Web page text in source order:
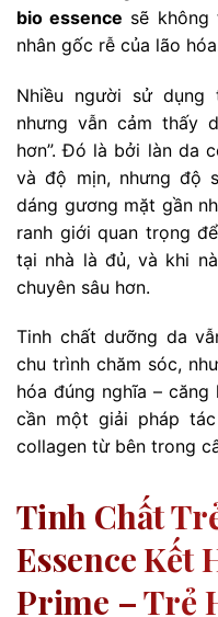
bio essence sẽ không
nhân gốc rễ của lão
Nhiều người sử
nhưng vẫn cảm thấy
hơn”. Đó là bởi làn da
và độ mịn, nhưng độ
dáng gương mặt gần
ranh giới quan trọng
tại nhà là đủ, và khi
chuyên sâu hơn.
Tinh chất dưỡng da
chu trình chăm sóc,
hóa đúng nghĩa – căng
cần một giải pháp
collagen từ bên trong
Tinh Chất
Essence Kết
Prime – Trẻ